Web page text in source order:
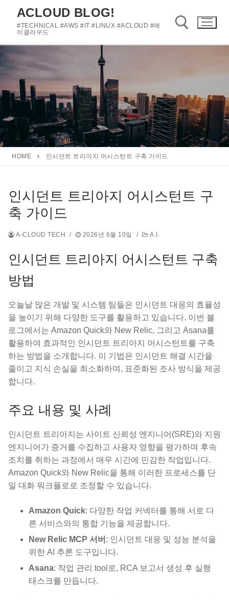
로
로
기
ACLOUD BLOG!
#TECHNICAL #AWS #IT #LINUX #ACLOUD #에
이클라우드
HOME 인시던트 트리아지 어시스턴트 구축 가이드
인시던트 트리아지 어시스턴트 구
축 가이드
A-CLOUD TECH / 2026년 6월 10일 / A.I.
인시던트 트리아지 어시스턴트 구축
방법
오늘날 많은 개발 및 시스템 팀들은 인시던트 대응의 효율성
을 높이기 위해 다양한 도구를 활용하고 있습니다. 이번 블
로그에서는 Amazon Quick와 New Relic, 그리고 Asana를
활용하여 효과적인 인시던트 트리아지 어시스턴트를 구축
하는 방법을 소개합니다. 이 기법은 인시던트 해결 시간을
줄이고 지식 손실을 최소화하며, 표준화된 조사 방식을 제공
합니다.
주요 내용 및 사례
인시던트 트리아지는 사이트 신뢰성 엔지니어(SRE)와 지원
엔지니어가 증거를 수집하고 사용자 영향을 평가하며 후속
조치를 취하는 과정에서 매우 시간에 민감한 작업입니다.
Amazon Quick와 New Relic을 통해 이러한 프로세스를 단
일 대화 워크플로로 조정할 수 있습니다.
Amazon Quick: 다양한 작업 커넥터를 통해 서로 다
른 서비스와의 통합 기능을 제공합니다.
New Relic MCP 서버 : 인시던트 대응 및 성능 분석을
위한 AI 추론 도구입니다.
Asana: 작업 관리 tool로, RCA 보고서 생성 후 실행
태스크를 만듭니다.